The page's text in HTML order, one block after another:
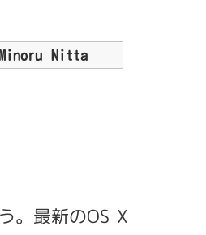
Nitta
。最新のOS X